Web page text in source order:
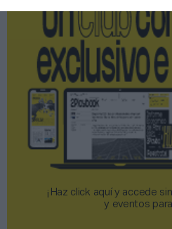
¡Haz click aquí y accede
y eventos